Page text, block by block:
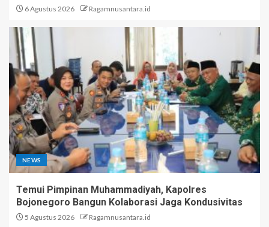
6 Agustus 2026 Ragamnusantara.id
NEWS
Temui Pimpinan Muhammadiyah, Kapolres
Bojonegoro Bangun Kolaborasi Jaga Kondusivitas
5 Agustus 2026 Ragamnusantara.id